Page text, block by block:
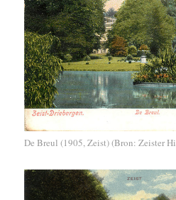
De Breul (1905, Zeist) (Bron: Zeister